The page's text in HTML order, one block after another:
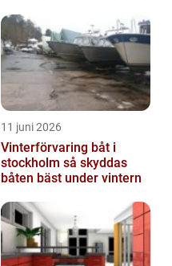
11 juni 2026
Vinterförvaring båt i
stockholm så skyddas
båten bäst under vintern